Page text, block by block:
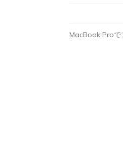
MacBook Proで